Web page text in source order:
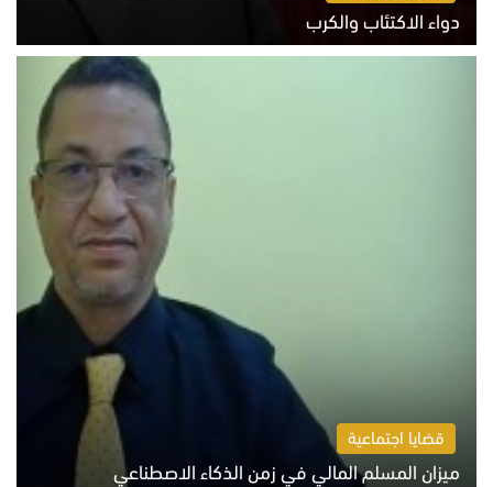
دواء الاكتئاب والكرب
السبت 8 أغسطس 2026 10:54 ص
قضايا اجتماعية
ميزان المسلم المالي في زمن الذكاء الاصطناعي